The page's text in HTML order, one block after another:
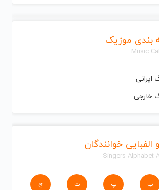
بندی موزیک
Music
ایرانی
خارجی
الفبایی خوانندگان
Singers Alphabet
ب پ ت ج